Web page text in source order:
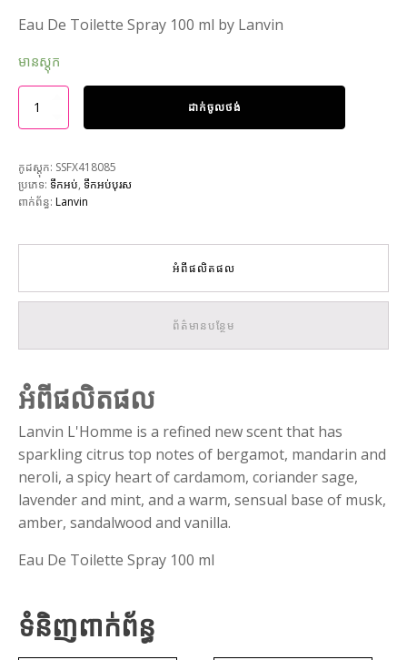
Eau De Toilette Spray 100 ml by Lanvin
មានស្តុក
ដាក់ចូលថង់
កូដស្តុក: SSFX418085
ប្រភេទ: ទឹកអប់, ទឹកអប់បុរស
ពាក់ព័ន្ធ: Lanvin
អំពីផលិតផល
ព័ត៌មានបន្ថែម
អំពីផលិតផល
Lanvin L'Homme is a refined new scent that has
sparkling citrus top notes of bergamot, mandarin and
neroli, a spicy heart of cardamom, coriander sage,
lavender and mint, and a warm, sensual base of musk,
amber, sandalwood and vanilla.
Eau De Toilette Spray 100 ml
ទំនិញពាក់ព័ន្ធ